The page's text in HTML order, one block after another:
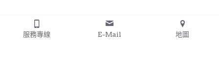
提交
服務專線 E-Mail 地圖